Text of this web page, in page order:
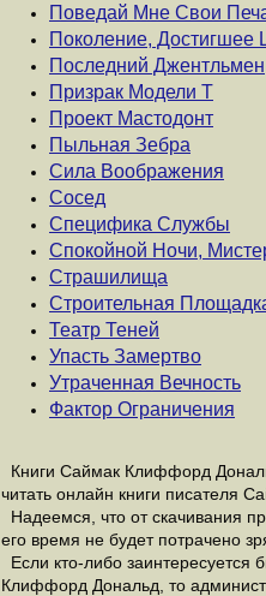
Поведай Мне Свои
Поколение, Достигшее
Последний Джентльмен
Призрак Модели Т
Проект Мастодонт
Пыльная Зебра
Сила Воображения
Сосед
Специфика Службы
Спокойной Ночи,
Страшилища
Строительная
Театр Теней
Упасть Замертво
Утраченная Вечность
Фактор Ограничения
Книги Саймак Клиффорд
читать онлайн книги писателя
Надеемся, что от скачивания
его время не будет потрачено
Если кто-либо
Клиффорд Дональд, то